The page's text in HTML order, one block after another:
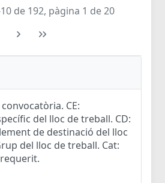
de 192, pàgina 1 de 20
CE:
del lloc de treball. CD:
de destinació del lloc
del lloc de treball. Cat: